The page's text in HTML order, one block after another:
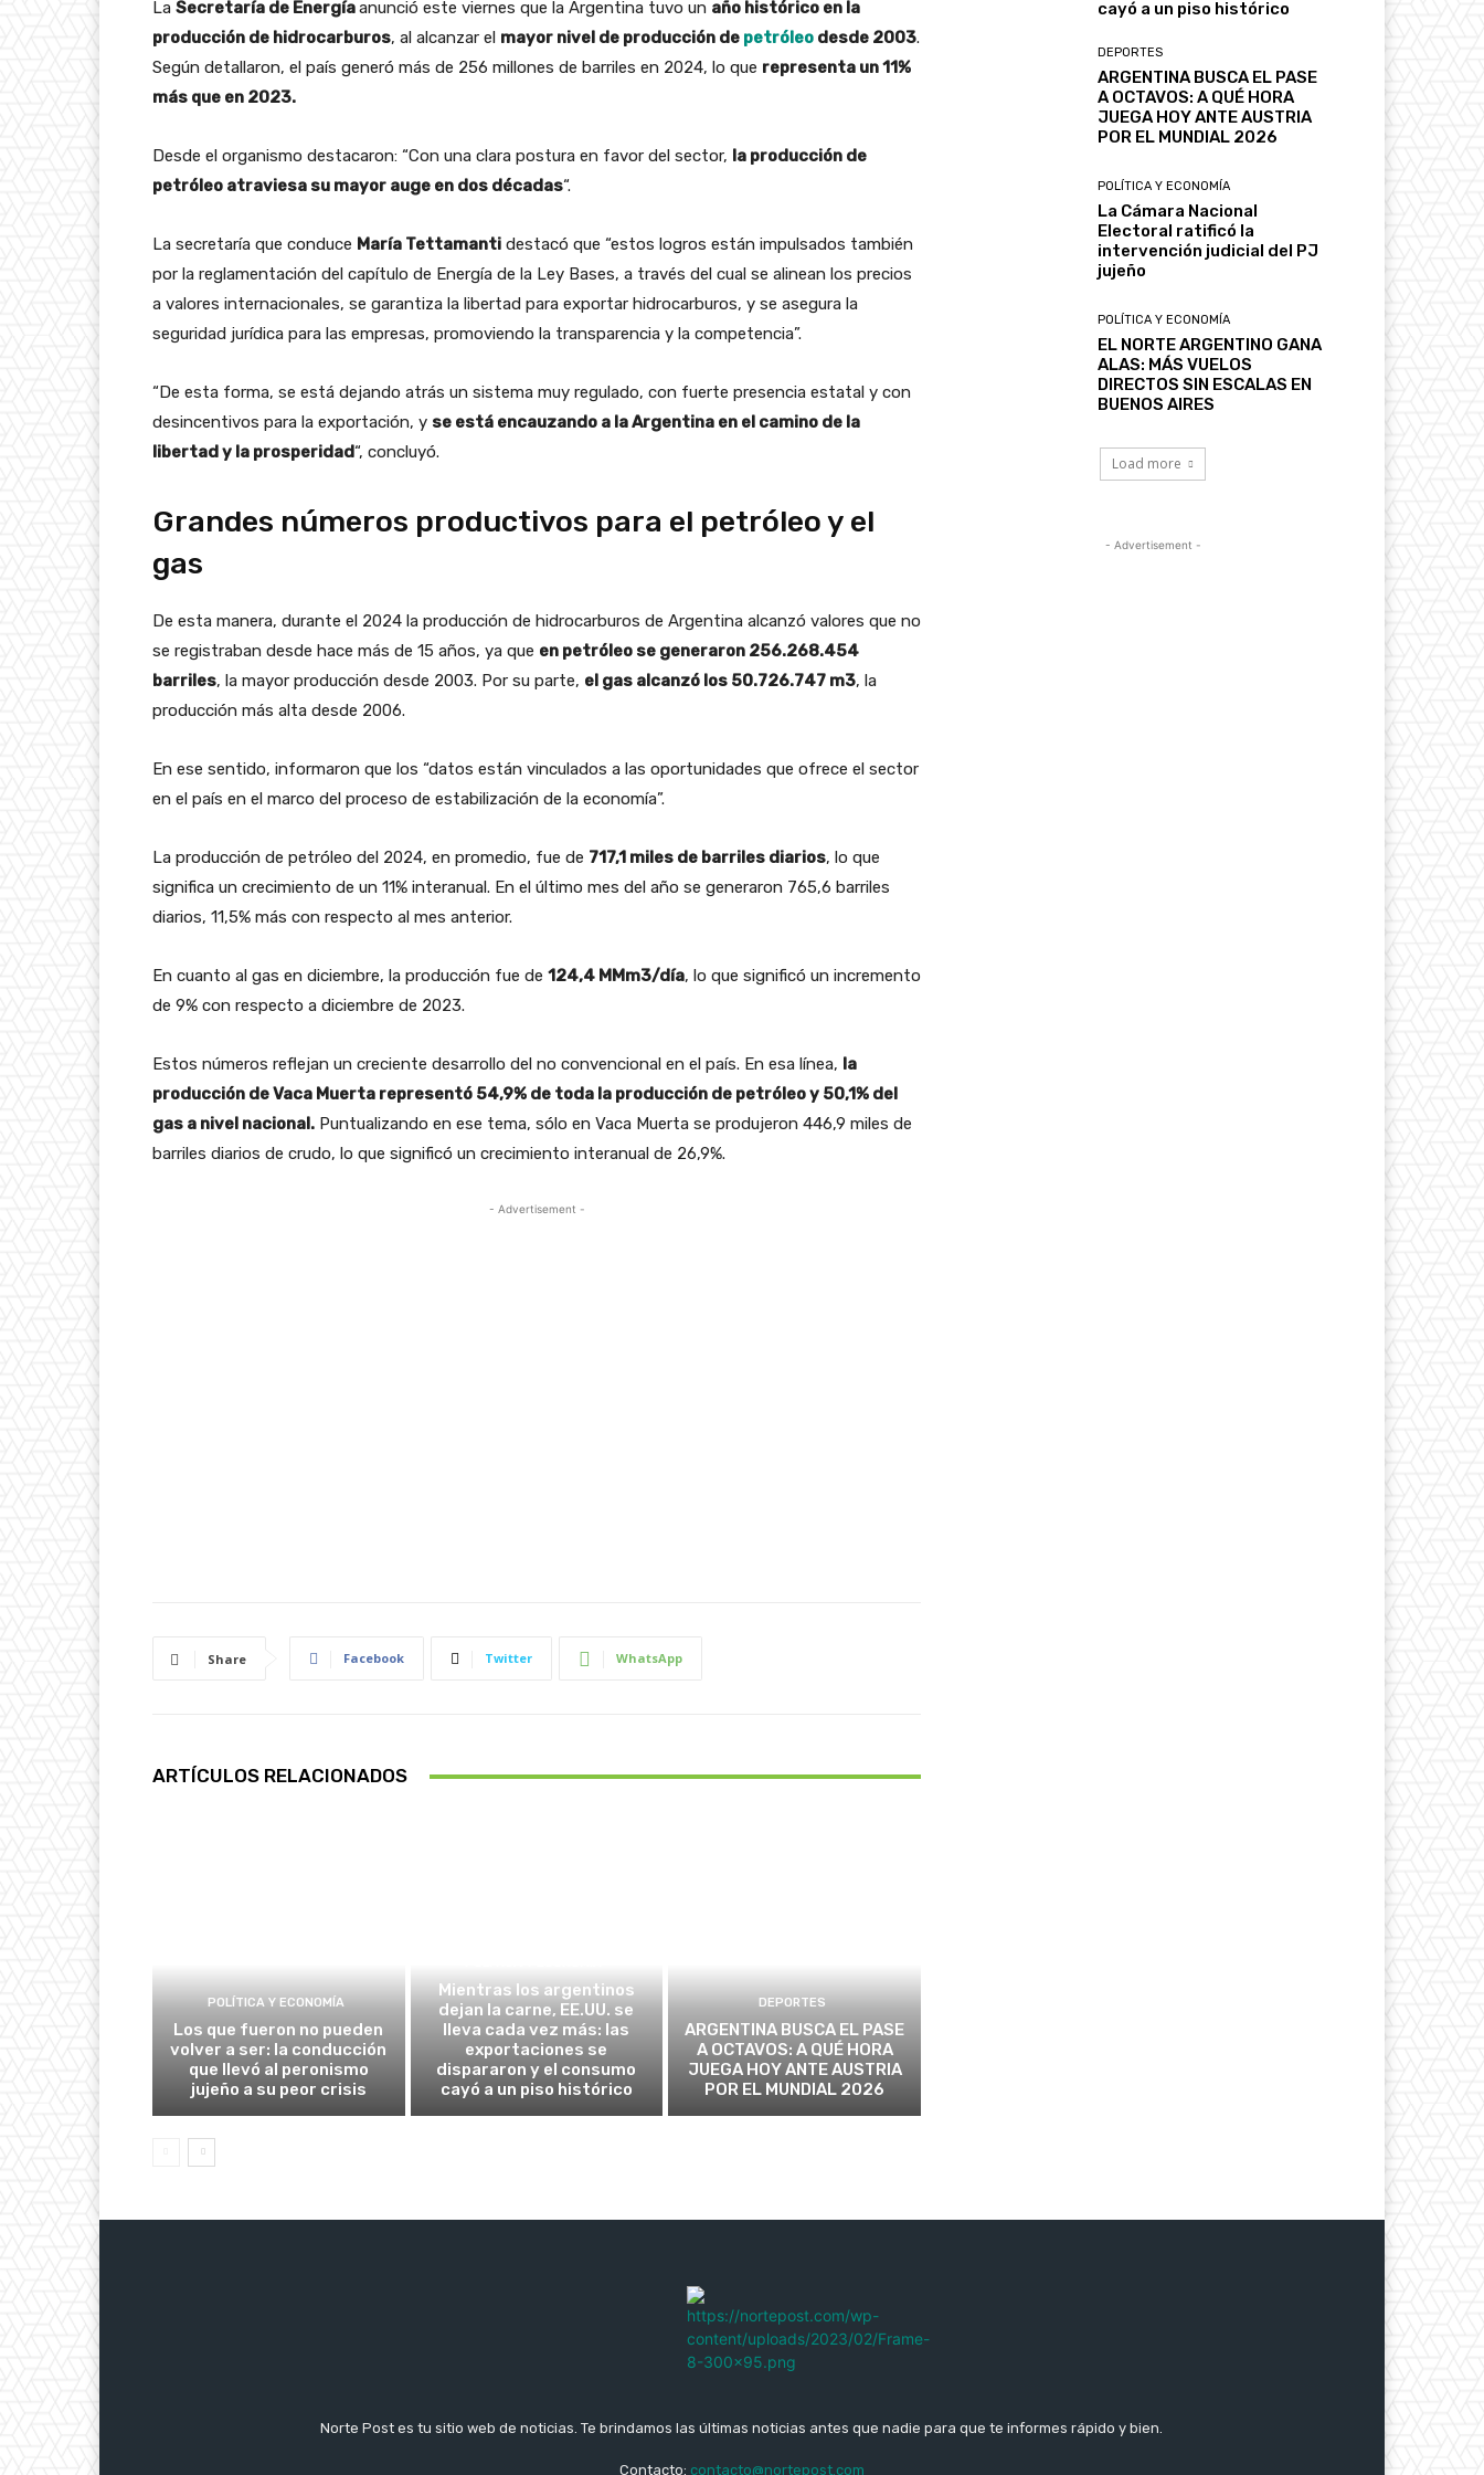
La Secretaría de Energíaanunció este viernes que la Argentina tuvo un año histórico en la
producción de hidrocarburos, al alcanzar el mayor nivel de producción de petróleo desde 2003.
Según detallaron, el país generó más de 256 millones de barriles en 2024, lo que representa un 11%
más que en 2023.
Desde el organismo destacaron: “Con una clara postura en favor del sector, la producción de
petróleo atraviesa su mayor auge en dos décadas“.
La secretaría que conduce María Tettamanti destacó que “estos logros están impulsados también
por la reglamentación del capítulo de Energía de la Ley Bases, a través del cual se alinean los precios
a valores internacionales, se garantiza la libertad para exportar hidrocarburos, y se asegura la
seguridad jurídica para las empresas, promoviendo la transparencia y la competencia”.
“De esta forma, se está dejando atrás un sistema muy regulado, con fuerte presencia estatal y con
desincentivos para la exportación, y se está encauzando a la Argentina en el camino de la
libertad y la prosperidad“, concluyó.
Grandes números productivos para el petróleo y el
gas
De esta manera, durante el 2024 la producción de hidrocarburos de Argentina alcanzó valores que no
se registraban desde hace más de 15 años, ya que en petróleo se generaron 256.268.454
barriles, la mayor producción desde 2003. Por su parte, el gas alcanzó los 50.726.747 m3, la
producción más alta desde 2006.
En ese sentido, informaron que los “datos están vinculados a las oportunidades que ofrece el sector
en el país en el marco del proceso de estabilización de la economía”.
La producción de petróleo del 2024, en promedio, fue de 717,1 miles de barriles diarios, lo que
significa un crecimiento de un 11% interanual. En el último mes del año se generaron 765,6 barriles
diarios, 11,5% más con respecto al mes anterior.
En cuanto al gas en diciembre, la producción fue de 124,4 MMm3/día, lo que significó un incremento
de 9% con respecto a diciembre de 2023.
Estos números reflejan un creciente desarrollo del no convencional en el país. En esa línea, la
producción de Vaca Muerta representó 54,9% de toda la producción de petróleo y 50,1% del
gas a nivel nacional. Puntualizando en ese tema, sólo en Vaca Muerta se produjeron 446,9 miles de
barriles diarios de crudo, lo que significó un crecimiento interanual de 26,9%.
- Advertisement -
Share Facebook Twitter WhatsApp
ARTÍCULOS RELACIONADOS
POLÍTICA Y ECONOMÍA
Los que fueron no pueden
volver a ser: la conducción
que llevó al peronismo
jujeño a su peor crisis
Mientras los argentinos
dejan la carne, EE.UU. se
lleva cada vez más: las
exportaciones se
dispararon y el consumo
cayó a un piso histórico
DEPORTES
ARGENTINA BUSCA EL PASE
A OCTAVOS: A QUÉ HORA
JUEGA HOY ANTE AUSTRIA
POR EL MUNDIAL 2026
cayó a un piso histórico
DEPORTES
ARGENTINA BUSCA EL PASE
A OCTAVOS: A QUÉ HORA
JUEGA HOY ANTE AUSTRIA
POR EL MUNDIAL 2026
POLÍTICA Y ECONOMÍA
La Cámara Nacional
Electoral ratificó la
intervención judicial del PJ
jujeño
POLÍTICA Y ECONOMÍA
EL NORTE ARGENTINO GANA
ALAS: MÁS VUELOS
DIRECTOS SIN ESCALAS EN
BUENOS AIRES
Load more
- Advertisement -
Norte Post es tu sitio web de noticias. Te brindamos las últimas noticias antes que nadie para que te informes rápido y bien.
Contacto: contacto@nortepost.com